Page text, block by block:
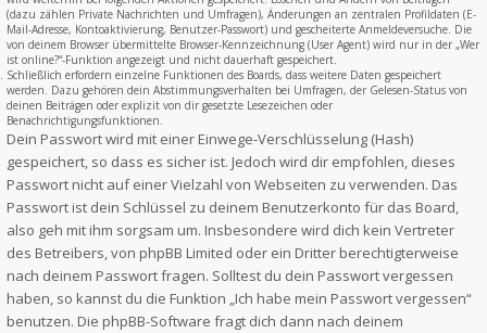
(dazu zählen Private Nachrichten und Umfragen), Änderungen an zentralen Profildaten (E-
Mail-Adresse, Kontoaktivierung, Benutzer-Passwort) und gescheiterte Anmeldeversuche. Die
von deinem Browser übermittelte Browser-Kennzeichnung (User Agent) wird nur in der „Wer
ist online?“-Funktion angezeigt und nicht dauerhaft gespeichert.
Schließlich erfordern einzelne Funktionen des Boards, dass weitere Daten gespeichert
werden. Dazu gehören dein Abstimmungsverhalten bei Umfragen, der Gelesen-Status von
deinen Beiträgen oder explizit von dir gesetzte Lesezeichen oder
Benachrichtigungsfunktionen.
Dein Passwort wird mit einer Einwege-Verschlüsselung (Hash)
gespeichert, so dass es sicher ist. Jedoch wird dir empfohlen, dieses
Passwort nicht auf einer Vielzahl von Webseiten zu verwenden. Das
Passwort ist dein Schlüssel zu deinem Benutzerkonto für das Board,
also geh mit ihm sorgsam um. Insbesondere wird dich kein Vertreter
des Betreibers, von phpBB Limited oder ein Dritter berechtigterweise
nach deinem Passwort fragen. Solltest du dein Passwort vergessen
haben, so kannst du die Funktion „Ich habe mein Passwort vergessen“
benutzen. Die phpBB-Software fragt dich dann nach deinem